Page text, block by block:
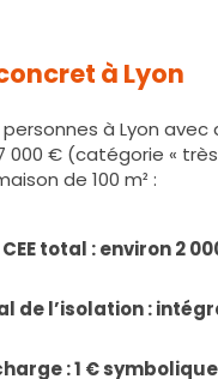
à Lyon
à Lyon avec
000 € (catégorie «
de 100 m² :
total : environ 2
de l’isolation :
: 1 €